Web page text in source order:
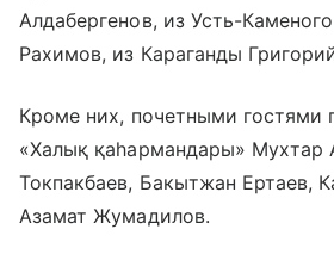
Алдабергенов, из Усть-
Рахимов, из Караганды
Кроме них, почетными гостями
«Халық қаһармандары» Мухтар
Токпакбаев, Бакытжан Ертаев,
Азамат Жумадилов.